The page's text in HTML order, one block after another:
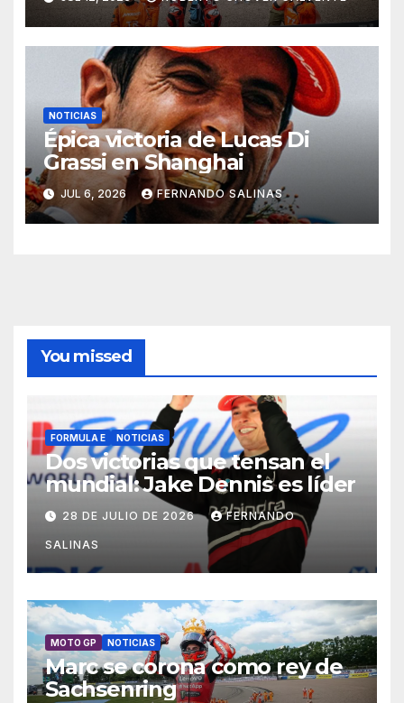
NOTICIAS
Épica victoria de Lucas Di
Grassi en Shanghai
JUL 6, 2026 FERNANDO SALINAS
You missed
FORMULA E NOTICIAS
Dos victorias que tensan el
mundial: Jake Dennis es líder
28 DE JULIO DE 2026 FERNANDO
SALINAS
MOTO GP NOTICIAS
Marc se corona como rey de
Sachsenring